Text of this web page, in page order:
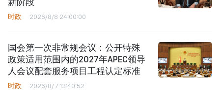
时政 2026/8/8 24:00:00
国会第一次非常规会议：公开特殊
政策适用范围内的2027年APEC领导
人会议配套服务项目工程认定标准
时政 2026/8/7 13:40:52